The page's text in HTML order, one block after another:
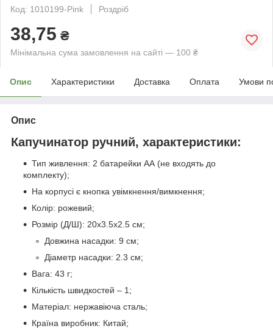
Код: 1010199-Pink
Роздріб
38,75 ₴
Мінімальна сума замовлення на сайті — 100 ₴
Опис Характеристики Доставка Оплата Умови
Опис
Капучинатор ручний, характеристики:
Тип живлення: 2 батарейки АА (не входять до
комплекту);
На корпусі є кнопка увімкнення/вимкнення;
Колір: рожевий;
Розмір (Д/Ш): 20х3.5х2.5 см;
Довжина насадки: 9 см;
Діаметр насадки: 2.3 см;
Вага: 43 г;
Кількість швидкостей – 1;
Матеріал: нержавіюча сталь;
Країна виробник: Китай;